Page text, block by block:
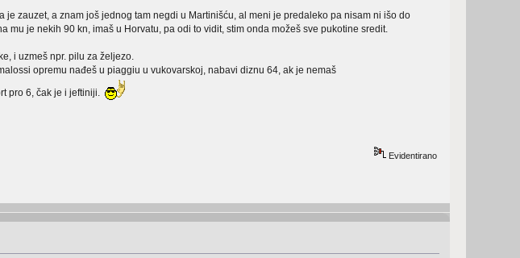
zauzet, a znam još jednog tam negdi u Martinišću, al meni je predaleko pa nisam ni išo do
je nekih 90 kn, imaš u Horvatu, pa odi to vidit, stim onda možeš sve pukotine sredit.
i uzmeš npr. pilu za željezo.
opremu nađeš u piaggiu u vukovarskoj, nabavi diznu 64, ak je nemaš
pro 6, čak je i jeftiniji.
Evidentirano